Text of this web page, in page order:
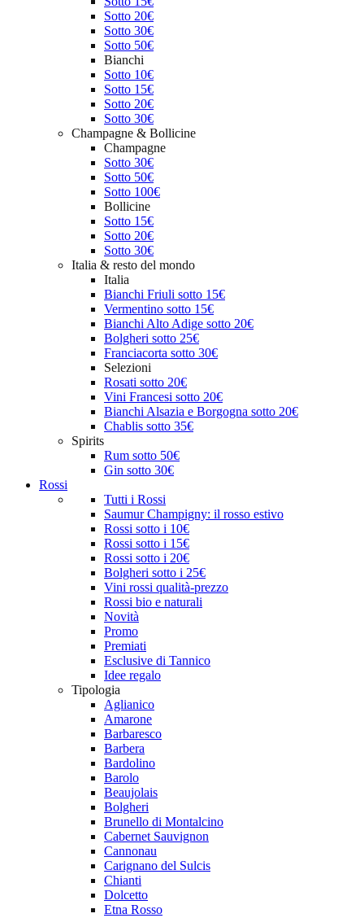
Sotto 20€
Sotto 30€
Sotto 50€
Bianchi
Sotto 10€
Sotto 15€
Sotto 20€
Sotto 30€
Champagne & Bollicine
Champagne
Sotto 30€
Sotto 50€
Sotto 100€
Bollicine
Sotto 15€
Sotto 20€
Sotto 30€
Italia & resto del mondo
Italia
Bianchi Friuli sotto 15€
Vermentino sotto 15€
Bianchi Alto Adige sotto 20€
Bolgheri sotto 25€
Franciacorta sotto 30€
Selezioni
Rosati sotto 20€
Vini Francesi sotto 20€
Bianchi Alsazia e Borgogna sotto 20€
Chablis sotto 35€
Spirits
Rum sotto 50€
Gin sotto 30€
Rossi
Tutti i Rossi
Saumur Champigny: il rosso estivo
Rossi sotto i 10€
Rossi sotto i 15€
Rossi sotto i 20€
Bolgheri sotto i 25€
Vini rossi qualità-prezzo
Rossi bio e naturali
Novità
Promo
Premiati
Esclusive di Tannico
Idee regalo
Tipologia
Aglianico
Amarone
Barbaresco
Barbera
Bardolino
Barolo
Beaujolais
Bolgheri
Brunello di Montalcino
Cabernet Sauvignon
Cannonau
Carignano del Sulcis
Chianti
Dolcetto
Etna Rosso